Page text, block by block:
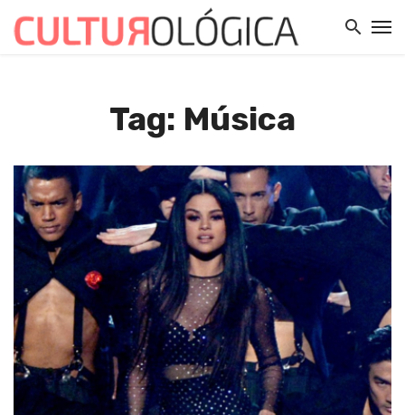
Tag: Música